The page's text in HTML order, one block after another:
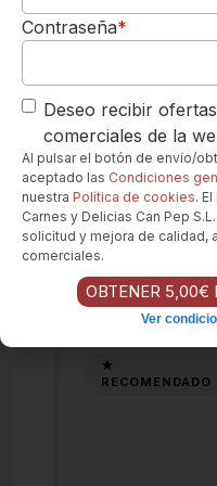
¿Necesita
Contraseña*
Deseo recibir
comerciales de la
Al pulsar el botón de envío/
aceptado las Condiciones
nuestra Política de cookies.
Carnes y Delicias Can Pep
solicitud y mejora de calidad,
comerciales.
OBTENER 5,00€
Ver